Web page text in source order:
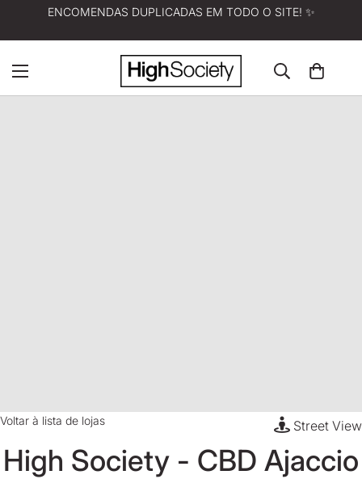
ENCOMENDAS DUPLICADAS EM TODO O SITE! ✨
Street View
Voltar à lista de lojas
High Society - CBD Ajaccio